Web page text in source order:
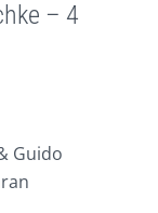
– 4
Guido